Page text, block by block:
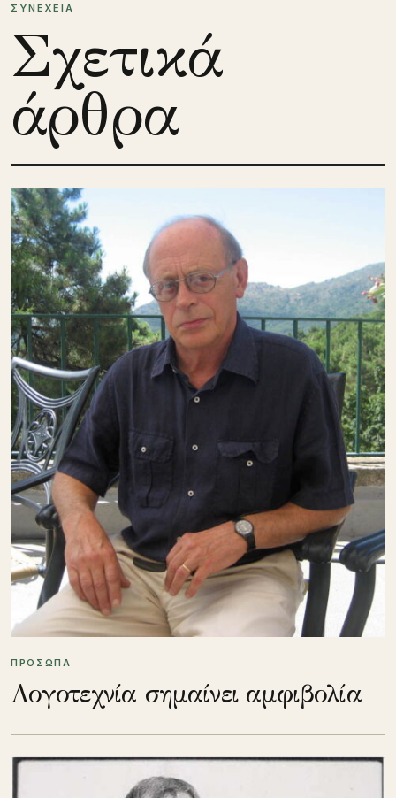
ΣΥΝΕΧΕΙΑ
Σχετικά
άρθρα
ΠΡΟΣΩΠΑ
Λογοτεχνία σημαίνει αμφιβολία